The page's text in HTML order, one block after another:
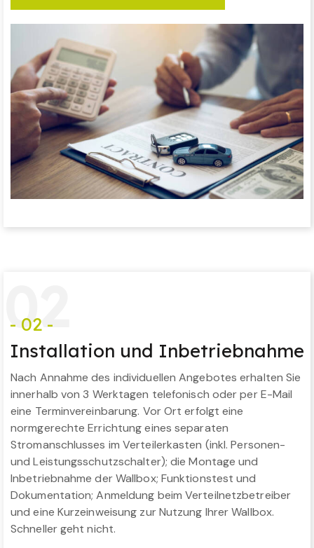
02
- 02 -
Installation und Inbetriebnahme
Nach Annahme des individuellen Angebotes erhalten Sie
innerhalb von 3 Werktagen telefonisch oder per E-Mail
eine Terminvereinbarung. Vor Ort erfolgt eine
normgerechte Errichtung eines separaten
Stromanschlusses im Verteilerkasten (inkl. Personen-
und Leistungsschutzschalter); die Montage und
Inbetriebnahme der Wallbox; Funktionstest und
Dokumentation; Anmeldung beim Verteilnetzbetreiber
und eine Kurzeinweisung zur Nutzung Ihrer Wallbox.
Schneller geht nicht.